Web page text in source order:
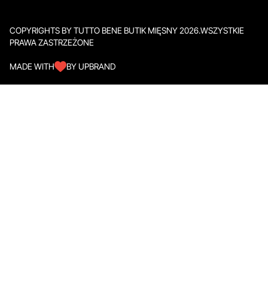
COPYRIGHTS BY TUTTO BENE BUTIK MIĘSNY 2026.WSZYSTKIE
PRAWA ZASTRZEŻONE
MADE WITH BY UPBRAND